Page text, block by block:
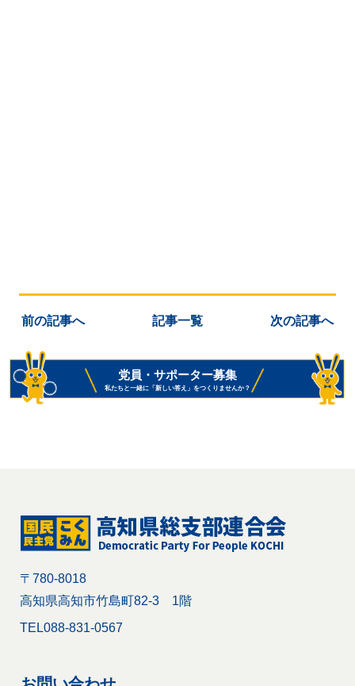
前の記事へ 記事一覧 次の記事へ
党員・サポーター募集
私たちと一緒に「新しい答え」をつくりませんか？
〒780-8018
高知県高知市竹島町82-3 1階
TEL088-831-0567